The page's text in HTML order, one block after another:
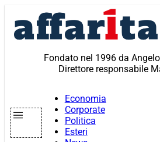
contenuto
Fondato nel 1996 da
Direttore responsabile
Economia
Corporate
Politica
Esteri